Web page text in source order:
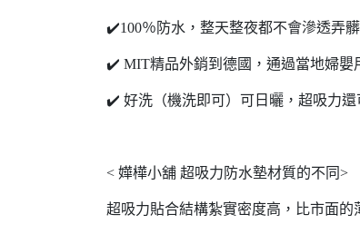
✔️100％防水，整天整夜都不會滲透弄
✔️ MIT精品外銷到德國，通過當地婦嬰
✔️ 好洗（機洗即可）可日曬，超吸力還
< 嬅樺小舖 超吸力防水墊材質的不同>
超吸力貼合結構紮實密度高，比市面